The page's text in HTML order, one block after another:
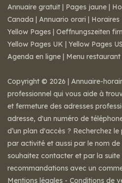
Annuaire gratuit | Pages jaune |
Canada | Annuario orari | Horaires
Yellow Pages | Oeffnungszeiten
Yellow Pages UK | Yellow Pages
Agenda en ligne | Menu restaurant
Copyright © 2026 | Annuaire-
professionnel qui vous aide à
et fermeture des adresses
adresse, d'un numéro de
d’un plan d'accès ? Recherchez
par activité et aussi par le nom
souhaitez contacter et par la
recommandations avec un
Mentions légales - Conditions de